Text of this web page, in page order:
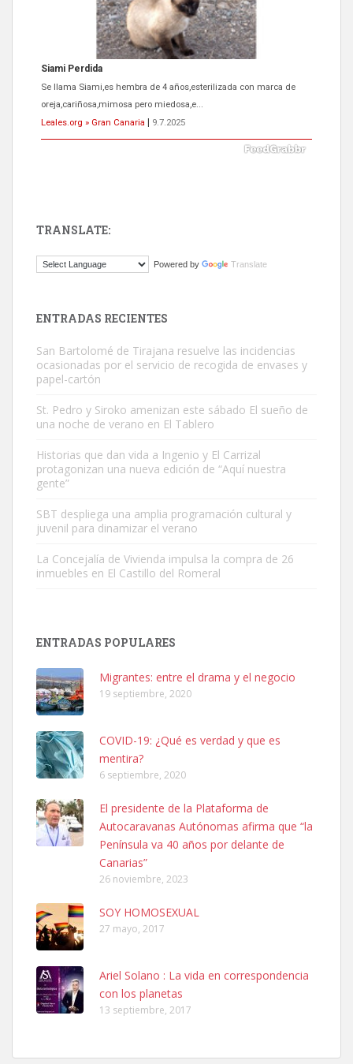
Siami Perdida
Se llama Siami,es hembra de 4 años,esterilizada con marca de
oreja,cariñosa,mimosa pero miedosa,e...
Leales.org » Gran Canaria
9.7.2025
El ayuntamiento se va a llevar a Los Gatos callejeros de la zona los
Este gato macho ha aparecido en la calle hace menos de un mes,
es muy manso y extremadamente cari...
Leales.org » Gran Canaria
Leales.org » Gran Canaria
SHIBA PERDIDO AVDA JOSE MESA Y LOPEZ
PERRO MACHO RAZA SHIBA CON MICROCHIP PERDIDO HOY
06/07/2025 ZONA MESA Y LOPEZ. ES MUY ASUSTADIZO
Leales.org » Gran Canaria
6.7.2025
Ninfa perdida
El día 5 se los perdió una ninfa papillera, asustada tiene miedo a la
calle, se perdió por la zon...
TRANSLATE:
Powered by Translate
ENTRADAS RECIENTES
San Bartolomé de Tirajana resuelve las incidencias
ocasionadas por el servicio de recogida de envases y
papel-cartón
St. Pedro y Siroko amenizan este sábado El sueño de
una noche de verano en El Tablero
Historias que dan vida a Ingenio y El Carrizal
protagonizan una nueva edición de “Aquí nuestra
gente”
SBT despliega una amplia programación cultural y
juvenil para dinamizar el verano
La Concejalía de Vivienda impulsa la compra de 26
inmuebles en El Castillo del Romeral
ENTRADAS POPULARES
Migrantes: entre el drama y el negocio
19 septiembre, 2020
COVID-19: ¿Qué es verdad y que es
mentira?
6 septiembre, 2020
El presidente de la Plataforma de
Autocaravanas Autónomas afirma que “la
Península va 40 años por delante de
Canarias”
26 noviembre, 2023
SOY HOMOSEXUAL
27 mayo, 2017
Ariel Solano : La vida en correspondencia
con los planetas
13 septiembre, 2017